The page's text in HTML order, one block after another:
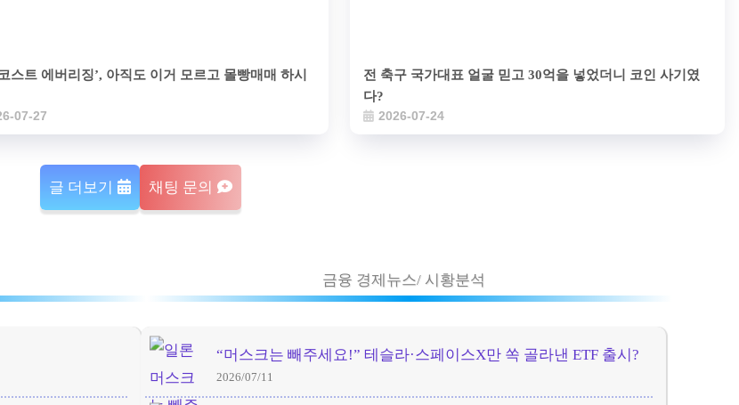
스트 에버리징’, 아직도 이거 모르고 몰빵매매 하시
07-27
전 축구 국가대표 얼굴 믿고 30억을 넣었더니 코인 사기였
다?
2026-07-24
글 더보기 채팅 문의
금융 경제뉴스/ 시황분석
“머스크는 빼주세요!” 테슬라·스페이스X만 쏙 골라낸 ETF 출시?
2026/07/11